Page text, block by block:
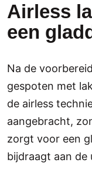
Airless
een
Na de
gespoten met
de airless
aangebracht,
zorgt voor een
bijdraagt aan de